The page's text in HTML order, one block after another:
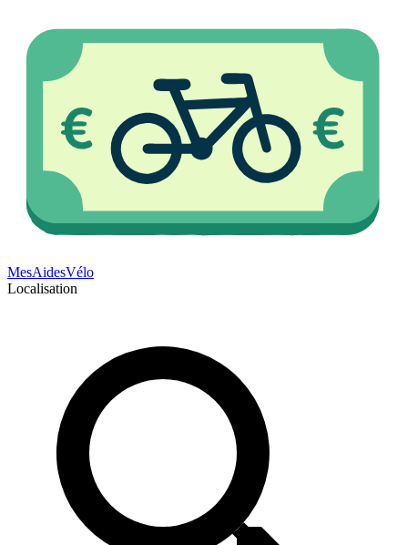
MesAidesVélo
Localisation